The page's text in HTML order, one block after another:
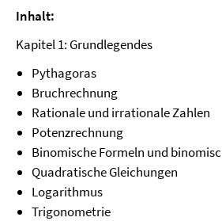
Inhalt:
Kapitel 1: Grundlegendes
Pythagoras
Bruchrechnung
Rationale und irrationale Zahlen
Potenzrechnung
Binomische Formeln und
Quadratische Gleichungen
Logarithmus
Trigonometrie